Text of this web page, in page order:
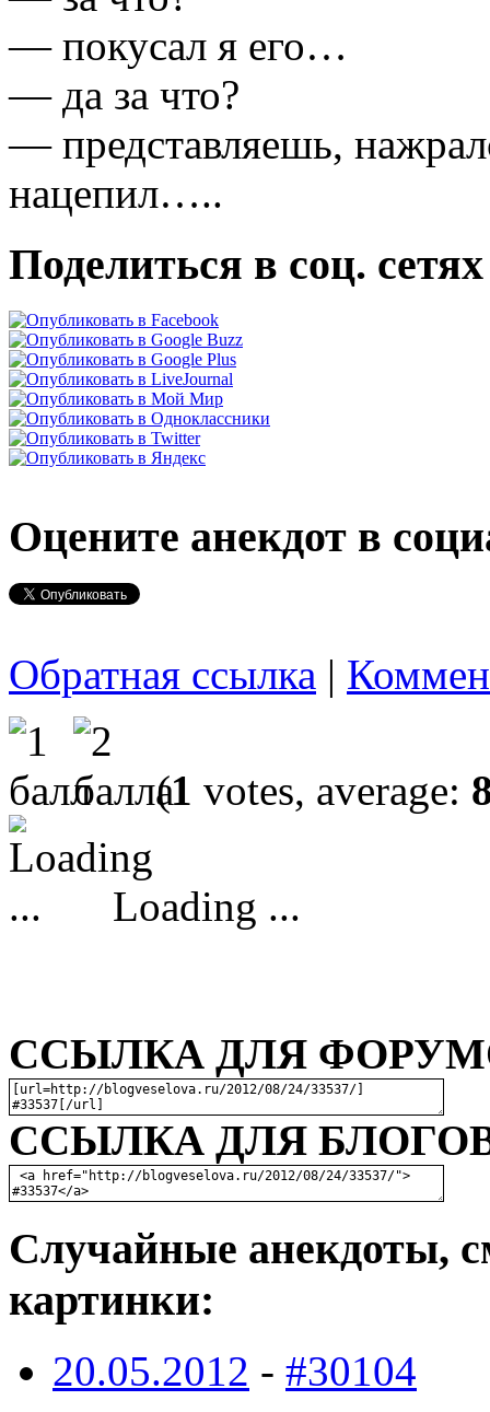
— покусал я его…
— да за что?
— представляешь,
нацепил…..
Поделиться в соц. сетях
Оцените анекдот в
Обратная ссылка |
(1 votes, average:
Loading ...
ССЫЛКА ДЛЯ
ССЫЛКА ДЛЯ БЛОГОВ
Случайные анекдоты,
картинки:
20.05.2012 - #30104